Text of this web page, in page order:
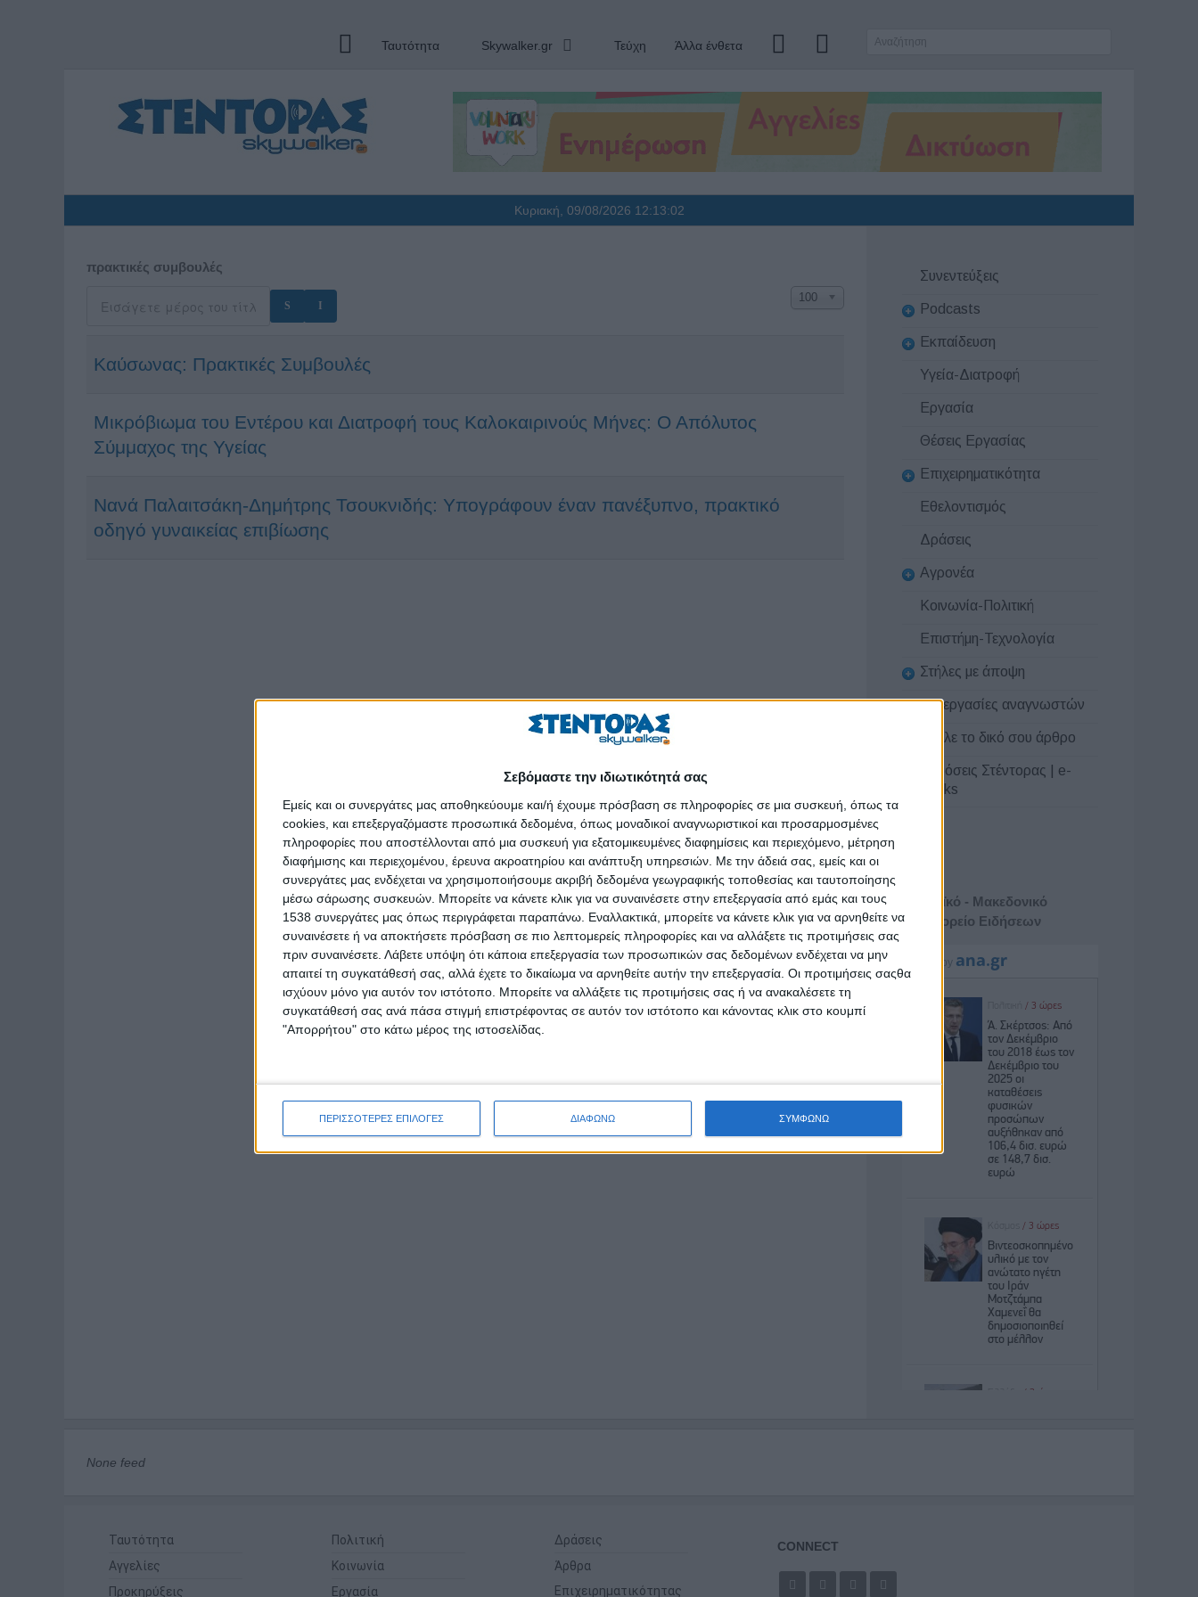
Σεβόμαστε την ιδιωτικότητά σας
Εμείς και οι συνεργάτες μας αποθηκεύουμε και/ή έχουμε πρόσβαση σε πληροφορίες σε μια συσκευή, όπως τα
cookies, και επεξεργαζόμαστε προσωπικά δεδομένα, όπως μοναδικοί αναγνωριστικοί και προσαρμοσμένες
πληροφορίες που αποστέλλονται από μια συσκευή για εξατομικευμένες διαφημίσεις και περιεχόμενο, μέτρηση
διαφήμισης και περιεχομένου, έρευνα ακροατηρίου και ανάπτυξη υπηρεσιών. Με την άδειά σας, εμείς και οι
συνεργάτες μας ενδέχεται να χρησιμοποιήσουμε ακριβή δεδομένα γεωγραφικής τοποθεσίας και ταυτοποίησης
μέσω σάρωσης συσκευών. Μπορείτε να κάνετε κλικ για να συναινέσετε στην επεξεργασία από εμάς και τους
1538 συνεργάτες μας όπως περιγράφεται παραπάνω. Εναλλακτικά, μπορείτε να κάνετε κλικ για να αρνηθείτε να
συναινέσετε ή να αποκτήσετε πρόσβαση σε πιο λεπτομερείς πληροφορίες και να αλλάξετε τις προτιμήσεις σας
πριν συναινέσετε. Λάβετε υπόψη ότι κάποια επεξεργασία των προσωπικών σας δεδομένων ενδέχεται να μην
απαιτεί τη συγκατάθεσή σας, αλλά έχετε το δικαίωμα να αρνηθείτε αυτήν την επεξεργασία. Οι προτιμήσεις σαςθα
ισχύουν μόνο για αυτόν τον ιστότοπο. Μπορείτε να αλλάξετε τις προτιμήσεις σας ή να ανακαλέσετε τη
συγκατάθεσή σας ανά πάσα στιγμή επιστρέφοντας σε αυτόν τον ιστότοπο και κάνοντας κλικ στο κουμπί
"Απορρήτου" στο κάτω μέρος της ιστοσελίδας.
ΠΕΡΙΣΣΟΤΕΡΕΣ ΕΠΙΛΟΓΕΣ ΔΙΑΦΩΝΩ ΣΥΜΦΩΝΩ
Ταυτότητα Skywalker.gr Τεύχη Άλλα ένθετα
Κυριακή, 09/08/2026 12:13:02
πρακτικές συμβουλές
100
Καύσωνας: Πρακτικές Συμβουλές
Μικρόβιωμα του Εντέρου και Διατροφή τους Καλοκαιρινούς Μήνες: Ο Απόλυτος
Σύμμαχος της Υγείας
Νανά Παλαιτσάκη-Δημήτρης Τσουκνιδής: Υπογράφουν έναν πανέξυπνο, πρακτικό
οδηγό γυναικείας επιβίωσης
Συνεντεύξεις
Podcasts
Εκπαίδευση
Υγεία-Διατροφή
Εργασία
Θέσεις Εργασίας
Επιχειρηματικότητα
Εθελοντισμός
Δράσεις
Αγρονέα
Κοινωνία-Πολιτική
Επιστήμη-Τεχνολογία
Στήλες με άποψη
Συνεργασίες αναγνωστών
Στείλε το δικό σου άρθρο
Εκδόσεις Στέντορας | e-
books
Αθηναϊκό - Μακεδονικό
Πρακτορείο Ειδήσεων
None feed
Ταυτότητα
Αγγελίες
Προκηρύξεις
Πολιτική
Κοινωνία
Εργασία
Δράσεις
Άρθρα
Επιχειρηματικότητας
CONNECT